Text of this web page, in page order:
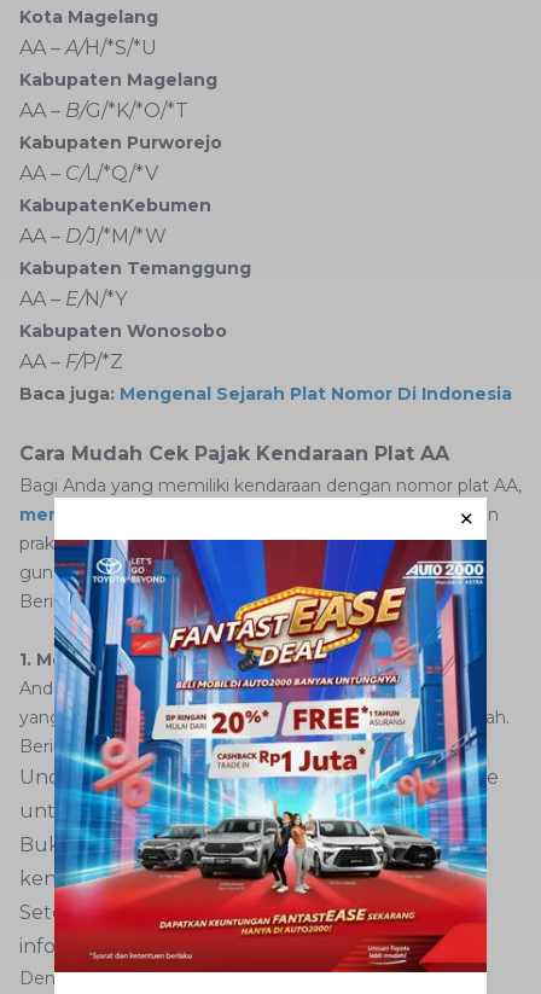
Kota Magelang
AA –A/H/*S/*U
Kabupaten Magelang
AA – B/G/*K/*O/*T
Kabupaten Purworejo
AA – C/L/*Q/*V
KabupatenKebumen
AA – D/J/*M/*W
Kabupaten Temanggung
AA – E/N/*Y
Kabupaten Wonosobo
AA – F/P/*Z
Baca juga: Mengenal Sejarah Plat Nomor Di Indonesia
Cara Mudah Cek Pajak Kendaraan Plat AA
Bagi Anda yang memiliki kendaraan dengan nomor plat AA,
mengecek pajak kendaraan
kini bisa dilakukan dengan
praktis dan cepat. Ada beberapa cara yang bisa Anda
gunakan, baik melalui website resmi maupun aplikasi.
Berikut panduan lengkapnya.
1. Melalui Aplikasi New Sakpole
Anda bisa mengeceknya melalui aplikasi New Sakpole,
yang merupakan aplikasi resmi dari SAMSAT Jawa Tengah.
Berikut cara menggunakannya:
Unduh aplikasi New Sakpole di Google Play Store
untuk Android atau di App Store untuk iPhone.
Buka aplikasi dan masukkan kode plat nomor
kendaraan Anda.
Setelah itu, klik tombol "Proses" untuk melihat
informasi pajak kendaraan.
Dengan aplikasi New Sakpole, AutoFamily bisa dengan